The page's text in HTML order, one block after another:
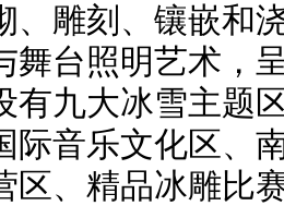
、雕刻、镶嵌和
舞台照明艺术，
有九大冰雪主题
际音乐文化区、
区、精品冰雕比